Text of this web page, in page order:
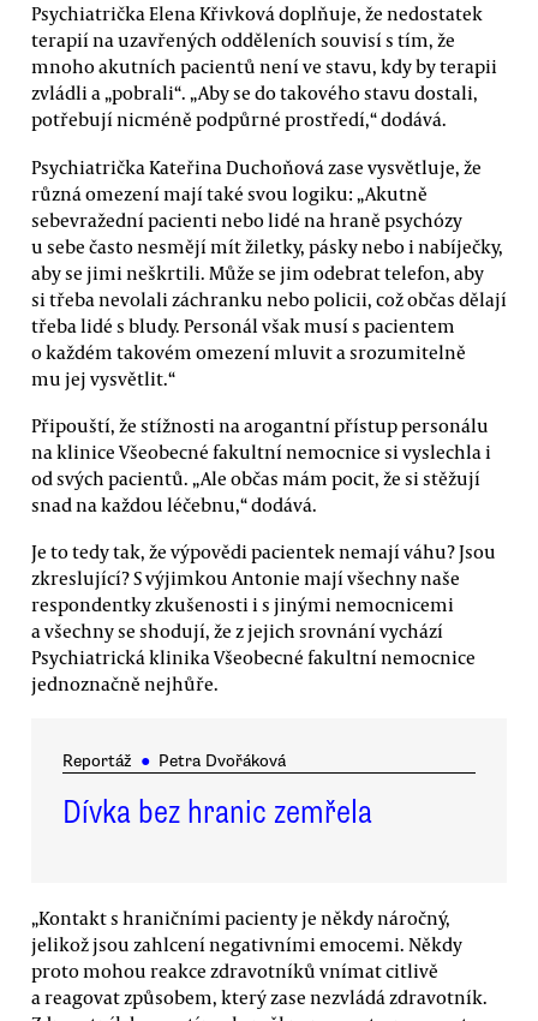
Psychiatrička Elena Křivková doplňuje, že nedostatek
terapií na uzavřených odděleních souvisí s tím, že
mnoho akutních pacientů není ve stavu, kdy by terapii
zvládli a „pobrali“. „Aby se do takového stavu dostali,
potřebují nicméně podpůrné prostředí,“ dodává.
Psychiatrička Kateřina Duchoňová zase vysvětluje, že
různá omezení mají také svou logiku: „Akutně
sebevražední pacienti nebo lidé na hraně psychózy
u sebe často nesmějí mít žiletky, pásky nebo i nabíječky,
aby se jimi neškrtili. Může se jim odebrat telefon, aby
si třeba nevolali záchranku nebo policii, což občas dělají
třeba lidé s bludy. Personál však musí s pacientem
o každém takovém omezení mluvit a srozumitelně
mu jej vysvětlit.“
Připouští, že stížnosti na arogantní přístup personálu
na klinice Všeobecné fakultní nemocnice si vyslechla i
od svých pacientů. „Ale občas mám pocit, že si stěžují
snad na každou léčebnu,“ dodává.
Je to tedy tak, že výpovědi pacientek nemají váhu? Jsou
zkreslující? S výjimkou Antonie mají všechny naše
respondentky zkušenosti i s jinými nemocnicemi
a všechny se shodují, že z jejich srovnání vychází
Psychiatrická klinika Všeobecné fakultní nemocnice
jednoznačně nejhůře.
Reportáž ● Petra Dvořáková
Dívka bez hranic zemřela
„Kontakt s hraničními pacienty je někdy náročný,
jelikož jsou zahlcení negativními emocemi. Někdy
proto mohou reakce zdravotníků vnímat citlivě
a reagovat způsobem, který zase nezvládá zdravotník.